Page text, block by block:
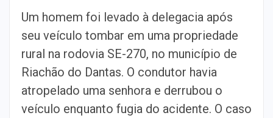
Um homem foi levado à delegacia após
seu veículo tombar em uma propriedade
rural na rodovia SE-270, no município de
Riachão do Dantas. O condutor havia
atropelado uma senhora e derrubou o
veículo enquanto fugia do acidente. O caso